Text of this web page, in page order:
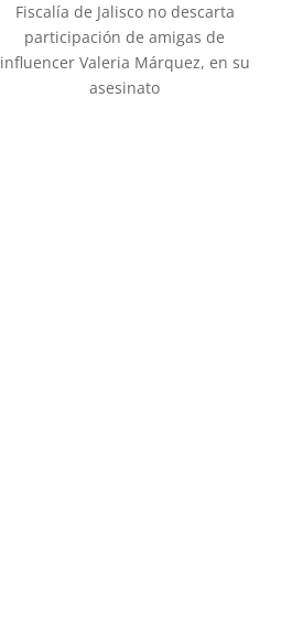
Fiscalía de Jalisco no descarta
participación de amigas de
influencer Valeria Márquez, en su
asesinato